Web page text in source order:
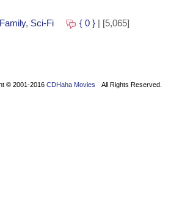
Family, Sci-Fi { 0 } | [5,065]
© 2001-2016 CDHaha Movies All Rights Reserved.